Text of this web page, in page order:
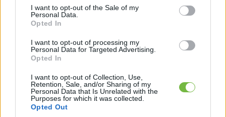
consent section.
I want to opt-out of the Sale of my
Personal Data.
Opted In
I want to opt-out of processing my
Personal Data for Targeted Advertising.
Opted In
I want to opt-out of Collection, Use,
Retention, Sale, and/or Sharing of my
Personal Data that Is Unrelated with the
Purposes for which it was collected.
Opted Out
DIÉTA & FOGYÁS
tömegnöveléshez – így támogasd
az izmaid már reggel!